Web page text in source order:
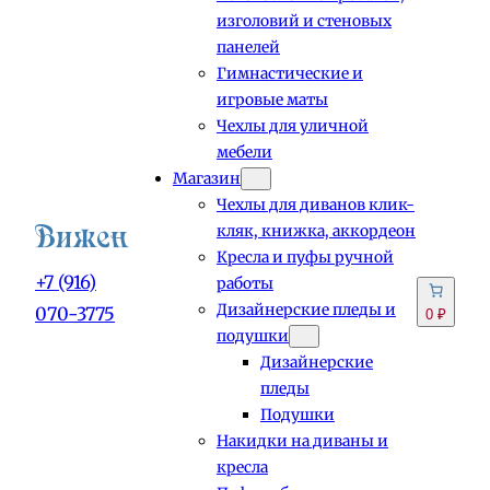
+7 (916)
070-3775
изголовий и стеновых
панелей
Гимнастические и
игровые маты
Чехлы для уличной
мебели
Магазин
Чехлы для диванов клик-
кляк, книжка, аккордеон
Кресла и пуфы ручной
работы
Дизайнерские пледы и
подушки
Дизайнерские
пледы
Подушки
Накидки на диваны и
кресла
0 ₽